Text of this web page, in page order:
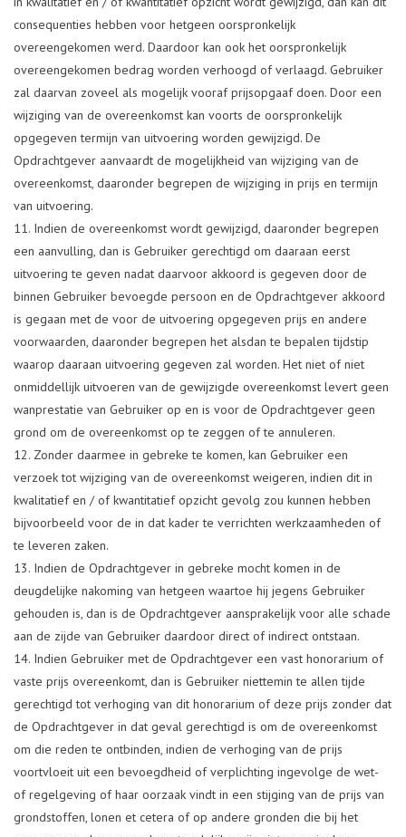
consequenties hebben voor hetgeen oorspronkelijk
overeengekomen werd. Daardoor kan ook het oorspronkelijk
overeengekomen bedrag worden verhoogd of verlaagd. Gebruiker
zal daarvan zoveel als mogelijk vooraf prijsopgaaf doen. Door een
wijziging van de overeenkomst kan voorts de oorspronkelijk
opgegeven termijn van uitvoering worden gewijzigd. De
Opdrachtgever aanvaardt de mogelijkheid van wijziging van de
overeenkomst, daaronder begrepen de wijziging in prijs en termijn
van uitvoering.
Indien de overeenkomst wordt gewijzigd, daaronder begrepen
een aanvulling, dan is Gebruiker gerechtigd om daaraan eerst
uitvoering te geven nadat daarvoor akkoord is gegeven door de
binnen Gebruiker bevoegde persoon en de Opdrachtgever akkoord
is gegaan met de voor de uitvoering opgegeven prijs en andere
voorwaarden, daaronder begrepen het alsdan te bepalen tijdstip
waarop daaraan uitvoering gegeven zal worden. Het niet of niet
onmiddellijk uitvoeren van de gewijzigde overeenkomst levert geen
wanprestatie van Gebruiker op en is voor de Opdrachtgever geen
grond om de overeenkomst op te zeggen of te annuleren.
Zonder daarmee in gebreke te komen, kan Gebruiker een
verzoek tot wijziging van de overeenkomst weigeren, indien dit in
kwalitatief en / of kwantitatief opzicht gevolg zou kunnen hebben
bijvoorbeeld voor de in dat kader te verrichten werkzaamheden of
te leveren zaken.
Indien de Opdrachtgever in gebreke mocht komen in de
deugdelijke nakoming van hetgeen waartoe hij jegens Gebruiker
gehouden is, dan is de Opdrachtgever aansprakelijk voor alle schade
aan de zijde van Gebruiker daardoor direct of indirect ontstaan.
Indien Gebruiker met de Opdrachtgever een vast honorarium of
vaste prijs overeenkomt, dan is Gebruiker niettemin te allen tijde
gerechtigd tot verhoging van dit honorarium of deze prijs zonder dat
de Opdrachtgever in dat geval gerechtigd is om de overeenkomst
om die reden te ontbinden, indien de verhoging van de prijs
voortvloeit uit een bevoegdheid of verplichting ingevolge de wet-
of regelgeving of haar oorzaak vindt in een stijging van de prijs van
grondstoffen, lonen et cetera of op andere gronden die bij het